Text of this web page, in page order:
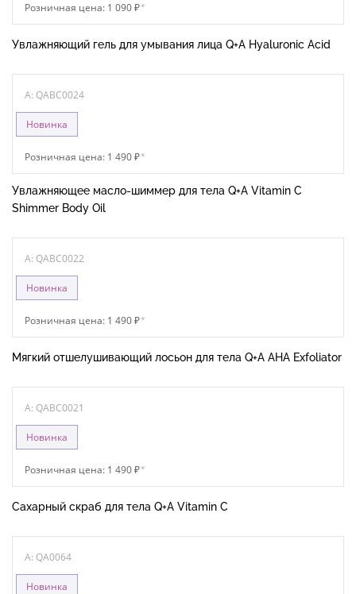
Розничная цена: 1 090 ₽*
Увлажняющий гель для умывания лица Q+A Hyaluronic Acid
A: QABC0024
Новинка
Розничная цена: 1 490 ₽*
Увлажняющее масло-шиммер для тела Q+A Vitamin C
Shimmer Body Oil
A: QABC0022
Новинка
Розничная цена: 1 490 ₽*
Мягкий отшелушивающий лосьон для тела Q+A AHA Exfoliator
A: QABC0021
Новинка
Розничная цена: 1 490 ₽*
Сахарный скраб для тела Q+A Vitamin C
A: QA0064
Новинка